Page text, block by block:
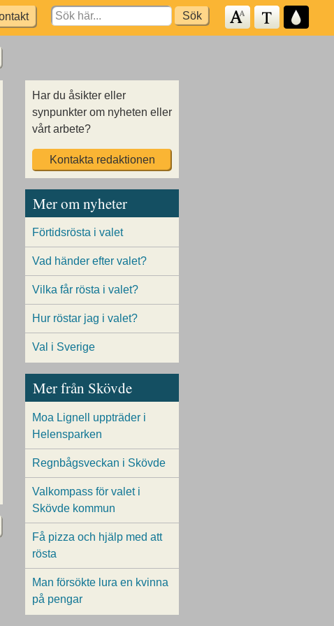
Search
for:
Har du åsikter eller
synpunkter om nyheten eller
vårt arbete?
Kontakta redaktionen
Mer om nyheter
Förtidsrösta i valet
Vad händer efter valet?
Vilka får rösta i valet?
Hur röstar jag i valet?
Val i Sverige
Mer från Skövde
Moa Lignell uppträder i
Helensparken
Regnbågsveckan i Skövde
Valkompass för valet i
Skövde kommun
Få pizza och hjälp med att
rösta
Man försökte lura en kvinna
på pengar